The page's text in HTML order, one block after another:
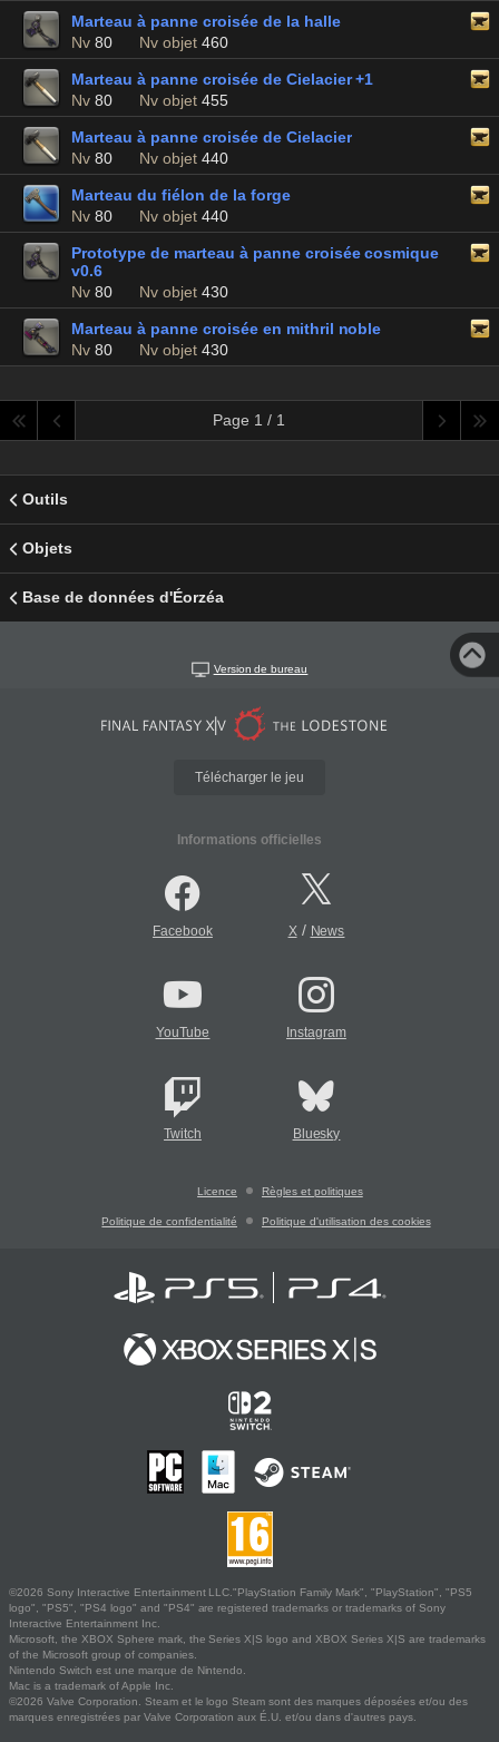
Marteau à panne croisée de la halle
Nv 80 Nv objet 460
Marteau à panne croisée de Cielacier +1
Nv 80 Nv objet 455
Marteau à panne croisée de Cielacier
Nv 80 Nv objet 440
Marteau du fiélon de la forge
Nv 80 Nv objet 440
Prototype de marteau à panne croisée cosmique
v0.6
Nv 80 Nv objet 430
Marteau à panne croisée en mithril noble
Nv 80 Nv objet 430
Page 1 / 1
Outils
Objets
Base de données d'Éorzéa
Version de bureau
Télécharger le jeu
Informations officielles
Facebook X/ News
YouTube Instagram
Twitch Bluesky
Licence Règles et politiques
Politique de confidentialité Politique d'utilisation des cookies
©2026 Sony Interactive Entertainment LLC."PlayStation Family Mark", "PlayStation", "PS5
logo", "PS5", "PS4 logo" and "PS4" are registered trademarks or trademarks of Sony
Interactive Entertainment Inc.
Microsoft, the XBOX Sphere mark, the Series X|S logo and XBOX Series X|S are trademarks
of the Microsoft group of companies.
Nintendo Switch est une marque de Nintendo.
Mac is a trademark of Apple Inc.
©2026 Valve Corporation. Steam et le logo Steam sont des marques déposées et/ou des
marques enregistrées par Valve Corporation aux É.U. et/ou dans d'autres pays.